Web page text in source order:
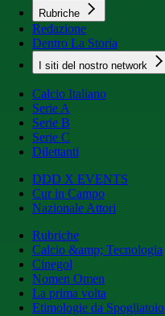
Rubriche
Redazione
Dentro La Storia
I siti del nostro network
Calcio Italiano
Serie A
Serie B
Serie C
Dilettanti
DDD X EVENTS
Cur in Campo
Nazionale Attori
Rubriche
Calcio &amp; Tecnologia
Cinegol
Nomen Omen
La prima volta
Etimologie da Spogliatoio